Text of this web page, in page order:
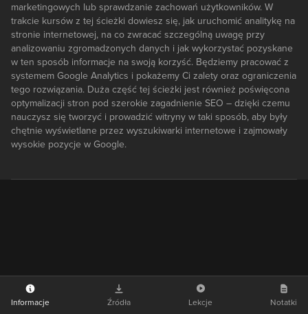
marketingowych lub sprawdzanie zachowań użytkowników. W
trakcie kursów z tej ścieżki dowiesz się, jak uruchomić analitykę na
stronie internetowej, na co zwracać szczególną uwagę przy
analizowaniu zgromadzonych danych i jak wykorzystać pozyskane
w ten sposób informacje na swoją korzyść. Będziemy pracować z
systemem Google Analytics i pokażemy Ci zalety oraz ograniczenia
tego rozwiązania. Duża część tej ścieżki jest również poświęcona
optymalizacji stron pod szerokie zagadnienie SEO – dzięki czemu
nauczysz się tworzyć i prowadzić witryny w taki sposób, aby były
chętnie wyświetlane przez wyszukiwarki internetowe i zajmowały
wysokie pozycje w Google.
Informacje Źródła Lekcje Notatki